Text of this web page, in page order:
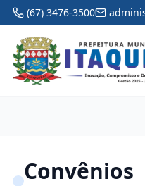
(67) 3476-3500
Convênios